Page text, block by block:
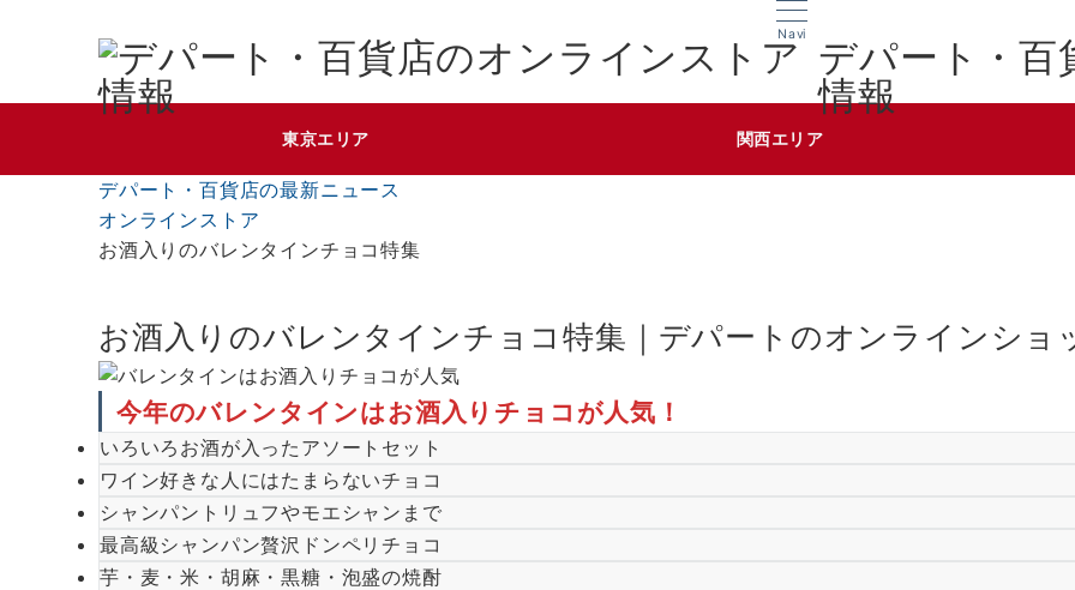
Navi
デパート・百
情報
東京エリア 関西エリア
デパート・百貨店の最新ニュース
オンラインストア
お酒入りのバレンタインチョコ特集
お酒入りのバレンタインチョコ特集｜デパートのオンラインショ
今年のバレンタインはお酒入りチョコが人気！
いろいろお酒が入ったアソートセット
ワイン好きな人にはたまらないチョコ
シャンパントリュフやモエシャンまで
最高級シャンパン贅沢ドンペリチョコ
芋・麦・米・胡麻・黒糖・泡盛の焼酎